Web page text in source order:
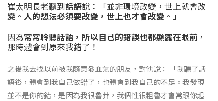
崔太明長老聽到話語說：「並非環境改變，世上就會改
變。 人的想法必須要改變，世上也才會改變 。」
因為常常聆聽話語，所以自己的錯誤也都顯露在眼前 ，
那時體會到原來我錯了！
之後我去找以前被我隨意發血氣的朋友，對他說： 「我聽了話
語後，體會到我自己做錯了，也體會到我自己的不足。我發現
並不是你的錯，是因為我很魯莽，我個性很粗魯才會常跟你起